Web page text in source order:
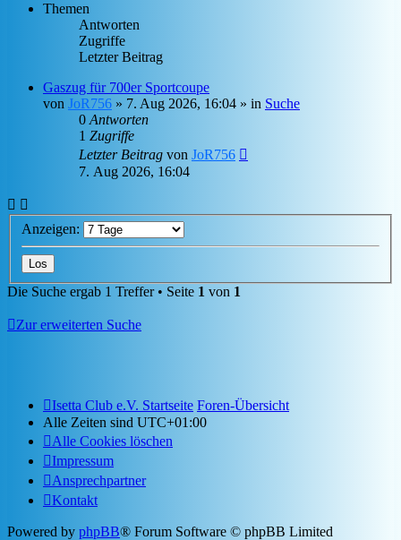
Themen
Antworten
Zugriffe
Letzter Beitrag
Gaszug für 700er Sportcoupe
von JoR756 » 7. Aug 2026, 16:04 » in Suche
0Antworten
1 Zugriffe
Letzter Beitrag von JoR756
7. Aug 2026, 16:04
Anzeigen:
Die Suche ergab 1 Treffer • Seite 1 von 1
Zur erweiterten Suche
Isetta Club e.V. Startseite Foren-Übersicht
Alle Zeiten sind UTC+01:00
Alle Cookies löschen
Impressum
Ansprechpartner
Kontakt
Powered by phpBB® Forum Software © phpBB Limited